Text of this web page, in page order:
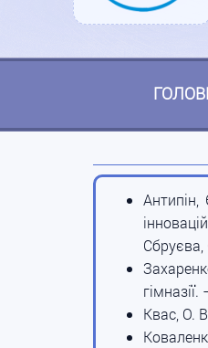
Антипін,
Квас, О.